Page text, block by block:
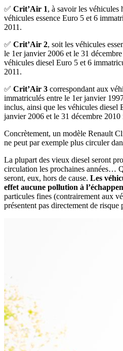
✅ Crit’Air 1, à savoir les véhicules
véhicules essence Euro 5 et 6
2011.
✅ Crit’Air 2, soit les véhicules
le 1er janvier 2006 et le 31
véhicules diesel Euro 5 et 6
2011.
✅ Crit’Air 3 correspondant aux
immatriculés entre le 1er janvier
inclus, ainsi que les véhicules diesel
janvier 2006 et le 31 décembre 2010
Concrètement, un modèle Renault
ne peut par exemple plus circuler
La plupart des vieux diesel seront
circulation les prochaines années…
seront, eux, hors de cause. Les
effet aucune pollution à
particules fines (contrairement aux
présentent pas directement de